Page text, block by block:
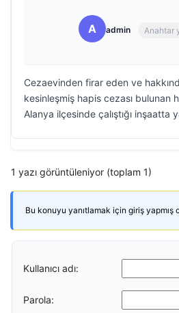
A admin Anahtar
Cezaevinden firar eden ve
kesinleşmiş hapis cezası bulunan
Alanya ilçesinde çalıştığı inşaatta
1 yazı görüntüleniyor (toplam 1)
Bu konuyu yanıtlamak için giriş yapmış
Kullanıcı adı:
Parola: